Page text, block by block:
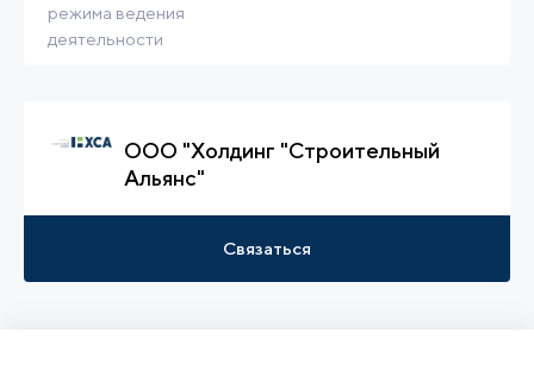
режима ведения
деятельности
ООО "Холдинг "Строительный
Альянс"
Связаться